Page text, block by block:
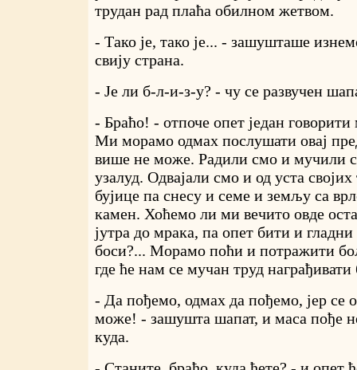
трудан рад плаћа обилном жетвом.
- Тако је, тако је... - зашушташе
свију страна.
- Је ли б-л-и-з-у? - чу се развучен
- Браћо! - отпоче опет један
Ми морамо одмах послушати овај
више не може. Радили смо и мучили
узалуд. Одвајали смо и од уста
бујице па снесу и семе и земљу са
камен. Хоћемо ли ми вечито овде
јутра до мрака, па опет бити и
боси?... Морамо поћи и потражити
где ће нам се мучан труд
- Да пођемо, одмах да пођемо, јер се
може! - зашушта шапат, и маса пође
куда.